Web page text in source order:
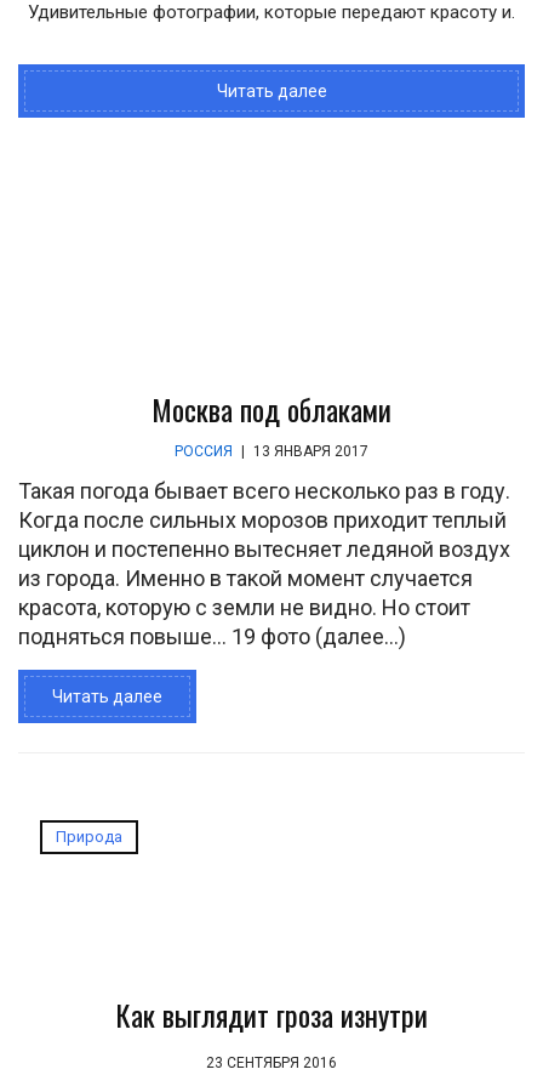
Удивительные фотографии, которые передают красоту и.
Читать далее
Москва под облаками
РОССИЯ 13 ЯНВАРЯ 2017
Такая погода бывает всего несколько раз в году.
Когда после сильных морозов приходит теплый
циклон и постепенно вытесняет ледяной воздух
из города. Именно в такой момент случается
красота, которую с земли не видно. Но стоит
подняться повыше... 19 фото (далее…)
Читать далее
Природа
Как выглядит гроза изнутри
23 СЕНТЯБРЯ 2016